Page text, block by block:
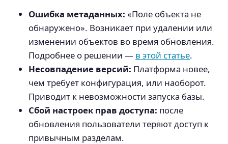
Ошибка метаданных: «Поле объекта не
обнаружено». Возникает при удалении или
изменении объектов во время обновления.
Подробнее о решении — в этой статье.
Несовпадение версий: Платформа новее,
чем требует конфигурация, или наоборот.
Приводит к невозможности запуска базы.
Сбой настроек прав доступа: после
обновления пользователи теряют доступ к
привычным разделам.